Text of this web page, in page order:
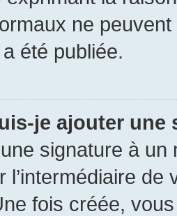
ne
été publiée.
je ajouter une
signature à un
l’intermédiaire
fois créée,